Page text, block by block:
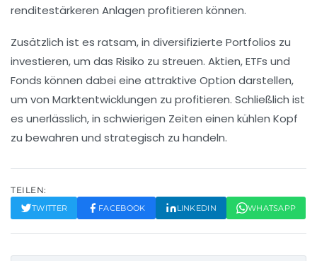
renditestärkeren Anlagen profitieren können.
Zusätzlich ist es ratsam, in diversifizierte Portfolios zu
investieren, um das Risiko zu streuen. Aktien,ETFs und
Fonds können dabei eine attraktive Option darstellen,
um von Marktentwicklungen zu profitieren. Schließlich ist
es unerlässlich, in schwierigen Zeiten einen kühlen Kopf
zu bewahren und strategisch zu handeln.
TEILEN:
TWITTER FACEBOOK LINKEDIN WHATSAPP